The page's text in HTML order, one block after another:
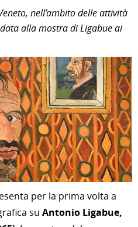
nell’ambito delle attività
alla mostra di Ligabue ai
per la prima volta a
su Antonio Ligabue,